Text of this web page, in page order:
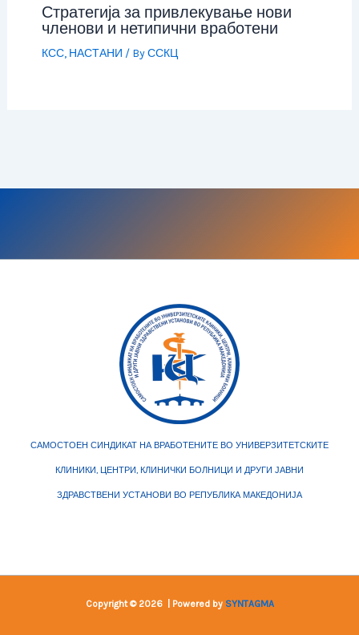
Стратегија за привлекување нови
членови и нетипични вработени
КСС, НАСТАНИ / ByССКЦ
САМОСТОЕН СИНДИКАТ НА ВРАБОТЕНИТЕ ВО УНИВЕРЗИТЕТСКИТЕ
КЛИНИКИ, ЦЕНТРИ, КЛИНИЧКИ БОЛНИЦИ И ДРУГИ ЈАВНИ
ЗДРАВСТВЕНИ УСТАНОВИ ВО РЕПУБЛИКА МАКЕДОНИЈА
Copyright © 2026 | Powered by SYNTAGMA